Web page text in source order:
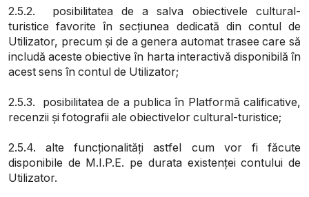
2.5.2. posibilitatea de a salva obiectivele cultural-
turistice favorite în secțiunea dedicată din contul de
Utilizator, precum și de a genera automat trasee care să
includă aceste obiective în harta interactivă disponibilă în
acest sens în contul de Utilizator;
2.5.3. posibilitatea de a publica în Platformă calificative,
recenzii și fotografii ale obiectivelor cultural-turistice;
2.5.4. alte funcționalități astfel cum vor fi făcute
disponibile de M.I.P.E. pe durata existenței contului de
Utilizator.